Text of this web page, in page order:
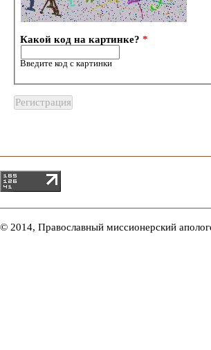
Какой код на картинке?*
Введите код с картинки
© 2014, Православный миссионерский